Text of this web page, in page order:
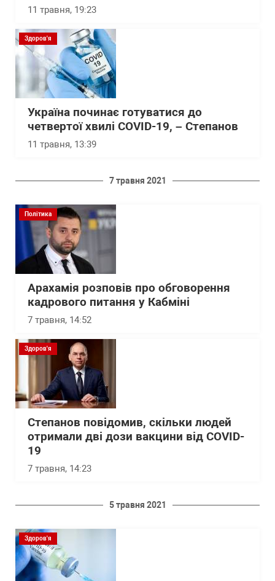
11 травня, 19:23
Здоров'я
Україна починає готуватися до
четвертої хвилі COVID-19, – Степанов
11 травня, 13:39
7 травня 2021
Політика
Арахамія розповів про обговорення
кадрового питання у Кабміні
7 травня, 14:52
Здоров'я
Степанов повідомив, скільки людей
отримали дві дози вакцини від COVID-
19
7 травня, 14:23
5 травня 2021
Здоров'я